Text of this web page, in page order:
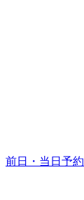
前日・当日予